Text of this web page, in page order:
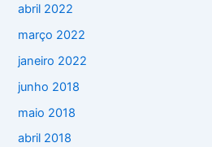
abril 2022
março 2022
janeiro 2022
junho 2018
maio 2018
abril 2018